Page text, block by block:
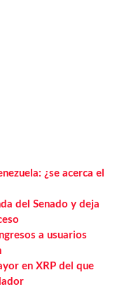
¿se acerca el
del Senado y deja
a usuarios
en XRP del que